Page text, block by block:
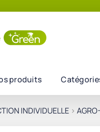
produits
INDIVIDUELLE >